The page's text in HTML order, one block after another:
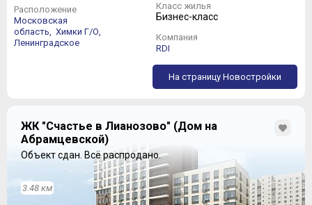
Расположение
Московская
область, Химки Г/О,
Ленинградское
Класс жилья
Бизнес-класс
Компания
RDI
На страницу Новостройки
ЖК "Счастье в Лианозово" (Дом на
Абрамцевской)
Объект сдан. Всё распродано.
3.48 км